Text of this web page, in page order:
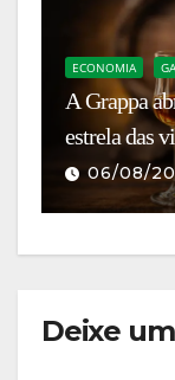
ECONOMIA
A Grappa
estrela das
06/08/
Deixe